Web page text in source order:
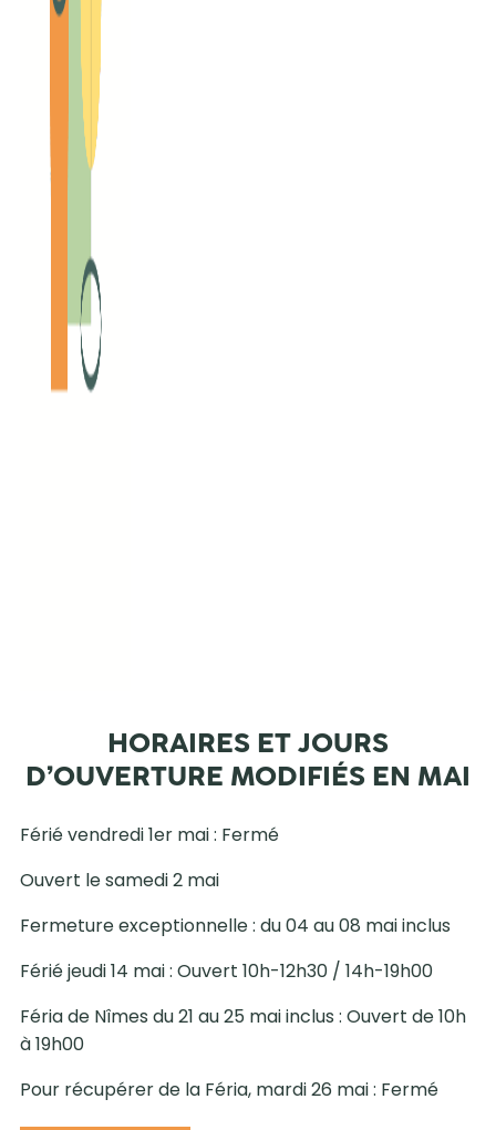
HORAIRES ET JOURS
D’OUVERTURE MODIFIÉS EN MAI
Férié vendredi 1er mai : Fermé
Ouvert le samedi 2 mai
Fermeture exceptionnelle : du 04 au 08 mai inclus
Férié jeudi 14 mai : Ouvert 10h-12h30 / 14h-19h00
Féria de Nîmes du 21 au 25 mai inclus : Ouvert de 10h
à 19h00
Pour récupérer de la Féria, mardi 26 mai : Fermé